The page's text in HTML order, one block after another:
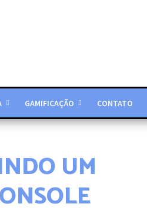
GAMIFICAÇÃO CONTATO
UM